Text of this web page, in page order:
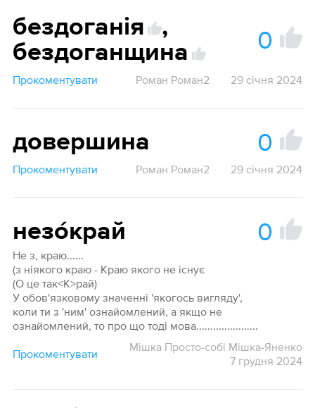
бездоганія
,
бездоганщина
0
Прокоментувати Роман Роман2 29 січня 2024
довершина 0
Прокоментувати Роман Роман2 29 січня 2024
незо́край 0
Не з, краю......
(з ніякого краю - Краю якого не існує
(О це так<К>рай)
У обов'язковому значенні 'якогось вигляду',
коли ти з 'ним' ознайомлений, а якщо не
ознайомлений, то про що тоді мова......................
Прокоментувати
Мішка Просто-собі Мішка-Яненко
7 грудня 2024